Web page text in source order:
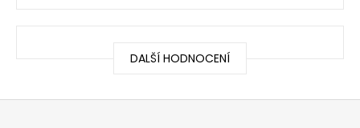
DALŠÍ HODNOCENÍ